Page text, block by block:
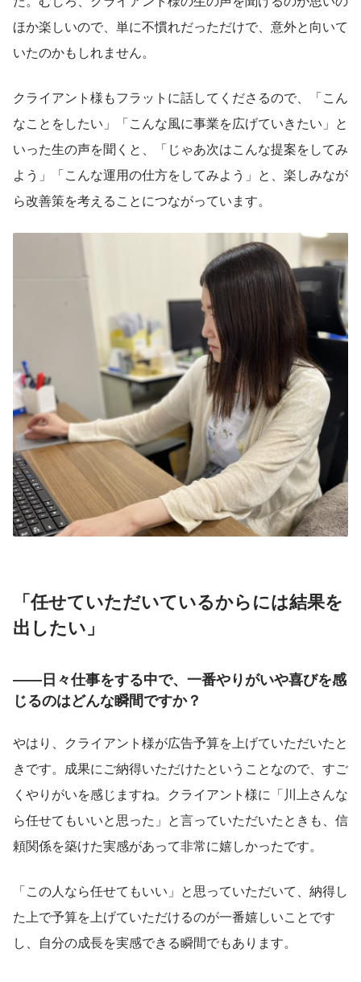
ほか楽しいので、単に不慣れだっただけで、意外と向いて
いたのかもしれません。
クライアント様もフラットに話してくださるので、「こん
なことをしたい」「こんな風に事業を広げていきたい」と
いった生の声を聞くと、「じゃあ次はこんな提案をしてみ
よう」「こんな運用の仕方をしてみよう」と、楽しみなが
ら改善策を考えることにつながっています。
「任せていただいているからには結果を
出したい」
――日々仕事をする中で、一番やりがいや喜びを感
じるのはどんな瞬間ですか？
やはり、クライアント様が広告予算を上げていただいたと
きです。成果にご納得いただけたということなので、すご
くやりがいを感じますね。クライアント様に「川上さんな
ら任せてもいいと思った」と言っていただいたときも、信
頼関係を築けた実感があって非常に嬉しかったです。
「この人なら任せてもいい」と思っていただいて、納得し
た上で予算を上げていただけるのが一番嬉しいことです
し、自分の成長を実感できる瞬間でもあります。